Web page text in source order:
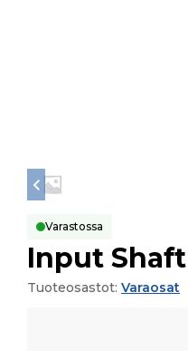
Varastossa
Input Shaft
Tuoteosastot: Varaosat